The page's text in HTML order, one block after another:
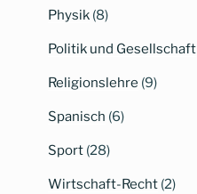
Physik (8)
Politik und Gesellschaft
Religionslehre (9)
Spanisch (6)
Sport (28)
Wirtschaft-Recht (2)